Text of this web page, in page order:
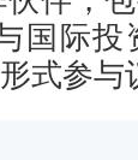
国际
式参与